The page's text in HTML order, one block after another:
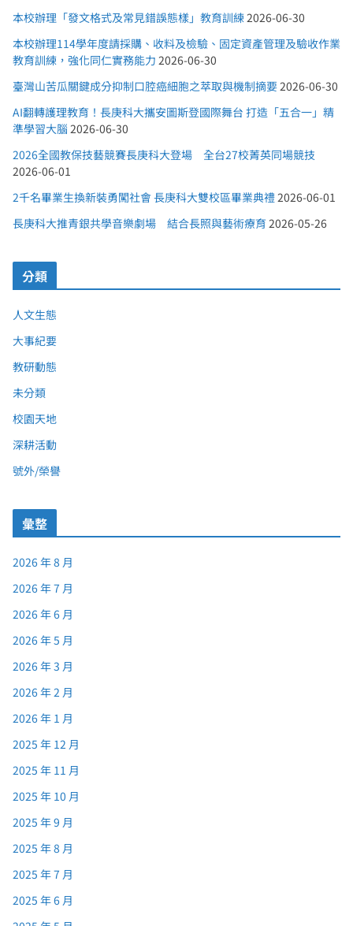
本校辦理「發文格式及常見錯誤態樣」教育訓練2026-06-30
本校辦理114學年度請採購、收料及檢驗、固定資產管理及驗收作業
教育訓練，強化同仁實務能力 2026-06-30
臺灣山苦瓜關鍵成分抑制口腔癌細胞之萃取與機制摘要2026-06-30
AI翻轉護理教育！長庚科大攜安圖斯登國際舞台 打造「五合一」精
準學習大腦 2026-06-30
2026全國教保技藝競賽長庚科大登場 全台27校菁英同場競技
2026-06-01
2千名畢業生換新裝勇闖社會 長庚科大雙校區畢業典禮2026-06-01
長庚科大推青銀共學音樂劇場 結合長照與藝術療育 2026-05-26
分類
人文生態
大事紀要
教研動態
未分類
校園天地
深耕活動
號外/榮譽
彙整
2026 年 8 月
2026 年 7 月
2026 年 6 月
2026 年 5 月
2026 年 3 月
2026 年 2 月
2026 年 1 月
2025 年 12 月
2025 年 11 月
2025 年 10 月
2025 年 9 月
2025 年 8 月
2025 年 7 月
2025 年 6 月